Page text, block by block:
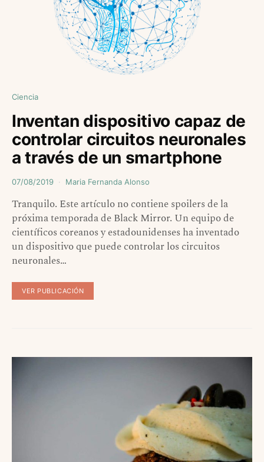
Ciencia
Inventan dispositivo capaz de
controlar circuitos neuronales
a través de un smartphone
07/08/2019 Maria Fernanda Alonso
Tranquilo. Este artículo no contiene spoilers de la
próxima temporada de Black Mirror. Un equipo de
científicos coreanos y estadounidenses ha inventado
un dispositivo que puede controlar los circuitos
neuronales…
VER PUBLICACIÓN